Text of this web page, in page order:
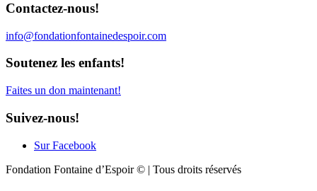
Contactez-nous!
info@fondationfontainedespoir.com
Soutenez les enfants!
Faites un don maintenant!
Suivez-nous!
Sur Facebook
Fondation Fontaine d’Espoir © | Tous droits réservés